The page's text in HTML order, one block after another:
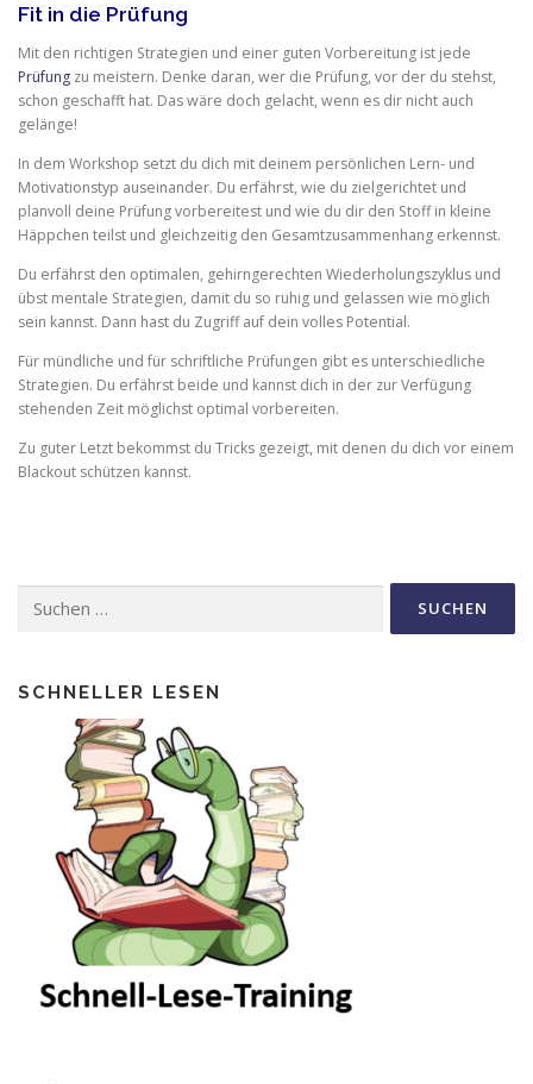
Fit in die Prüfung
Mit den richtigen Strategien und einer guten Vorbereitung ist jede
Prüfung zu meistern. Denke daran, wer die Prüfung, vor der du stehst,
schon geschafft hat. Das wäre doch gelacht, wenn es dir nicht auch
gelänge!
In dem Workshop setzt du dich mit deinem persönlichen Lern- und
Motivationstyp auseinander. Du erfährst, wie du zielgerichtet und
planvoll deine Prüfung vorbereitest und wie du dir den Stoff in kleine
Häppchen teilst und gleichzeitig den Gesamtzusammenhang erkennst.
Du erfährst den optimalen, gehirngerechten Wiederholungszyklus und
übst mentale Strategien, damit du so ruhig und gelassen wie möglich
sein kannst. Dann hast du Zugriff auf dein volles Potential.
Für mündliche und für schriftliche Prüfungen gibt es unterschiedliche
Strategien. Du erfährst beide und kannst dich in der zur Verfügung
stehenden Zeit möglichst optimal vorbereiten.
Zu guter Letzt bekommst du Tricks gezeigt, mit denen du dich vor einem
Blackout schützen kannst.
nach:
SCHNELLER LESEN